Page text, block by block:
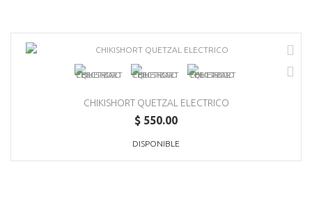
CHIKISHORT QUETZAL ELECTRICO
$ 550.00
DISPONIBLE